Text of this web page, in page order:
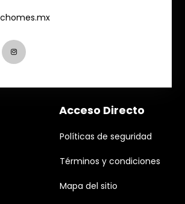
Acceso Directo
Políticas de seguridad
Términos y condiciones
Mapa del sitio